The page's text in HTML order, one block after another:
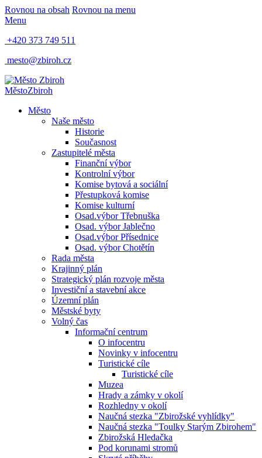
Rovnou na obsah Rovnou na menu
Menu
+420 373 749 511
mesto@zbiroh.cz
MěstoZbiroh
Město
Naše město
Historie
Současnost
Zastupitelé města
Finanční výbor
Kontrolní výbor
Komise bytová a sociální
Přestupková komise
Komise kulturní
Osad.výbor Třebnuška
Osad. výbor Jablečno
Osad.výbor Přísednice
Osad. výbor Chotětín
Rada města
Krajinný plán
Strategický plán rozvoje města
Investiční a stavební akce
Územní plán
Městské byty
Volný čas
Informační centrum
O infocentru
Novinky v infocentru
Turistické cíle
Turistické cíle
Muzea
Hrady a zámky v okolí
Rozhledny v okolí
Naučná stezka "Zbirožské vyhlídky"
Naučná stezka "Toulky Starým Zbirohem"
Zbirožská Hledačka
Pod korunami stromů